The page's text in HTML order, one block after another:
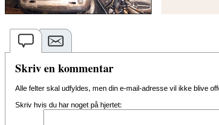
Skriv en kommentar
Alle felter skal udfyldes, men din e-mail-adresse vil ikke blive
Skriv hvis du har noget på hjertet: